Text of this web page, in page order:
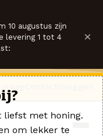
10 augustus zijn
levering 1 tot 4
×
liefst met honing.
om lekker te